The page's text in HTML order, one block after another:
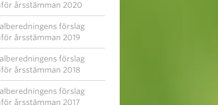
årsstämman 2020
förslag
årsstämman 2019
förslag
årsstämman 2018
förslag
årsstämman 2017